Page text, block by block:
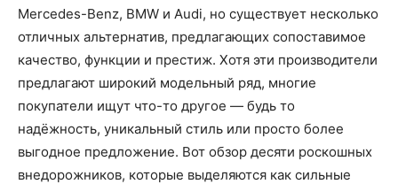
Mercedes-Benz, BMW и Audi, но существует несколько
отличных альтернатив, предлагающих сопоставимое
качество, функции и престиж. Хотя эти производители
предлагают широкий модельный ряд, многие
покупатели ищут что-то другое — будь то
надёжность, уникальный стиль или просто более
выгодное предложение. Вот обзор десяти роскошных
внедорожников, которые выделяются как сильные